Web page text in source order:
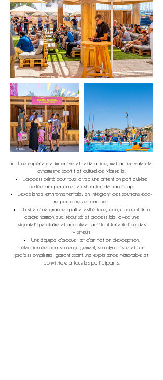
Une expérience immersive et fédératrice, mettant en valeur le
dynamisme sportif et culturel de Marseille.
L’accessibilité pour tous, avec une attention particulière
portée aux personnes en situation de handicap.
L’excellence environnementale, en intégrant des solutions éco-
responsables et durables.
Un site d’une grande qualité esthétique, conçu pour offrir un
cadre harmonieux, sécurisé et accessible, avec une
signalétique claire et adaptée facilitant l’orientation des
visiteurs
Une équipe d’accueil et d’animation d’exception,
sélectionnée pour son engagement, son dynamisme et son
professionnalisme, garantissant une expérience mémorable et
conviviale à tous les participants.